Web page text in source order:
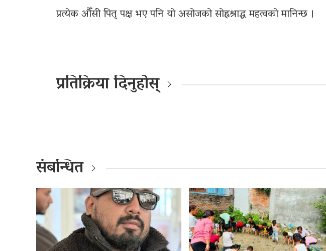
प्रत्येक औँसी पितृ पक्ष भए पनि यो असोजको सोह्रश्राद्ध महत्वको मानिन्छ ।
प्रतिक्रिया दिनुहोस्
संबन्धित